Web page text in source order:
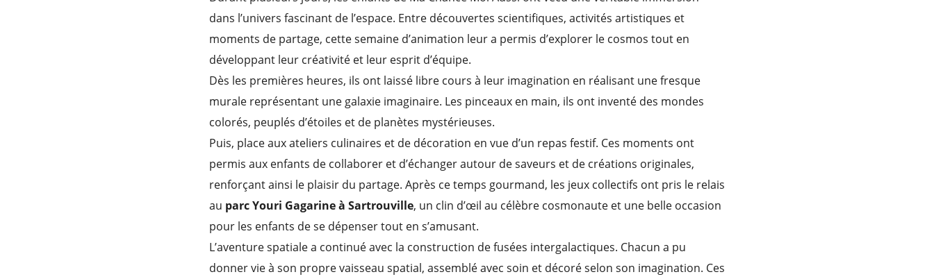
dans l’univers fascinant de l’espace. Entre découvertes scientifiques, activités artistiques et
moments de partage, cette semaine d’animation leur a permis d’explorer le cosmos tout en
développant leur créativité et leur esprit d’équipe.
Dès les premières heures, ils ont laissé libre cours à leur imagination en réalisant une fresque
murale représentant une galaxie imaginaire. Les pinceaux en main, ils ont inventé des mondes
colorés, peuplés d’étoiles et de planètes mystérieuses.
Puis, place aux ateliers culinaires et de décoration en vue d’un repas festif. Ces moments ont
permis aux enfants de collaborer et d’échanger autour de saveurs et de créations originales,
renforçant ainsi le plaisir du partage. Après ce temps gourmand, les jeux collectifs ont pris le relais
au parc Youri Gagarine à Sartrouville, un clin d’œil au célèbre cosmonaute et une belle occasion
pour les enfants de se dépenser tout en s’amusant.
L’aventure spatiale a continué avec la construction de fusées intergalactiques. Chacun a pu
donner vie à son propre vaisseau spatial, assemblé avec soin et décoré selon son imagination. Ces